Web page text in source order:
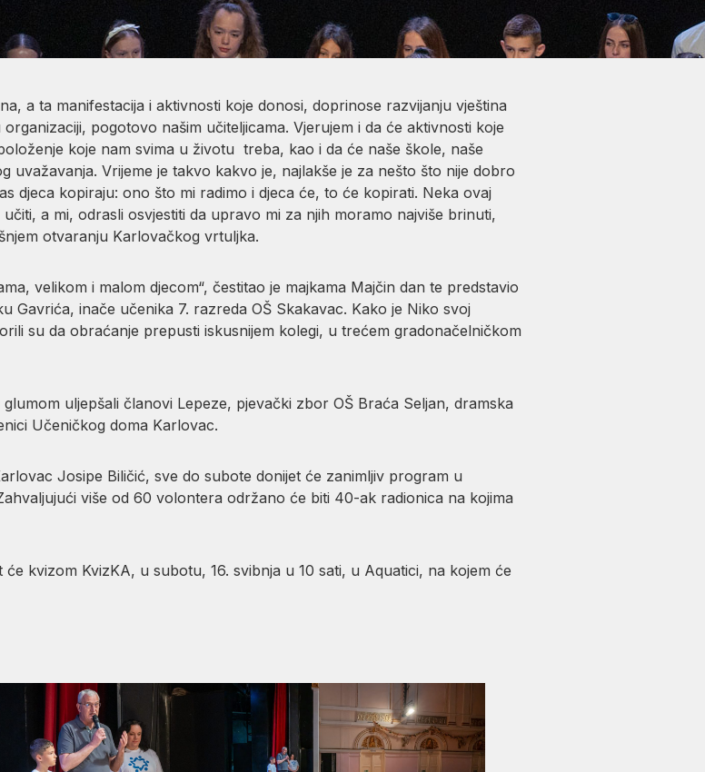
a ta manifestacija i aktivnosti koje donosi, doprinose razvijanju vještina
pogotovo našim učiteljicama. Vjerujem i da će aktivnosti koje
koje nam svima u životu treba, kao i da će naše škole, naše
uvažavanja. Vrijeme je takvo kakvo je, najlakše je za nešto što nije dobro
djeca kopiraju: ono što mi radimo i djeca će, to će kopirati. Neka ovaj
a mi, odrasli osvjestiti da upravo mi za njih moramo najviše brinuti,
otvaranju Karlovačkog vrtuljka.
velikom i malom djecom“, čestitao je majkama Majčin dan te predstavio
Gavrića, inače učenika 7. razreda OŠ Skakavac. Kako je Niko svoj
su da obraćanje prepusti iskusnijem kolegi, u trećem gradonačelničkom
uljepšali članovi Lepeze, pjevački zbor OŠ Braća Seljan, dramska
Učeničkog doma Karlovac.
Josipe Biličić, sve do subote donijet će zanimljiv program u
više od 60 volontera održano će biti 40-ak radionica na kojima
kvizom KvizKA, u subotu, 16. svibnja u 10 sati, u Aquatici, na kojem će